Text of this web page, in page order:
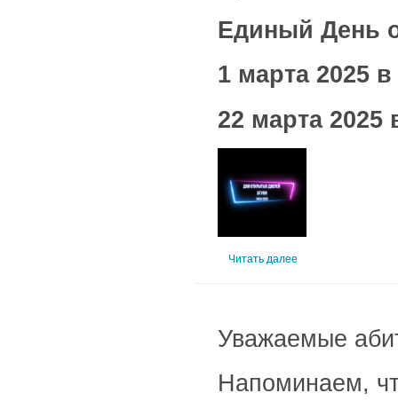
Единый День
1 марта 2025 в
22 марта 2025
Читать далее
Уважаемые
Напоминаем,